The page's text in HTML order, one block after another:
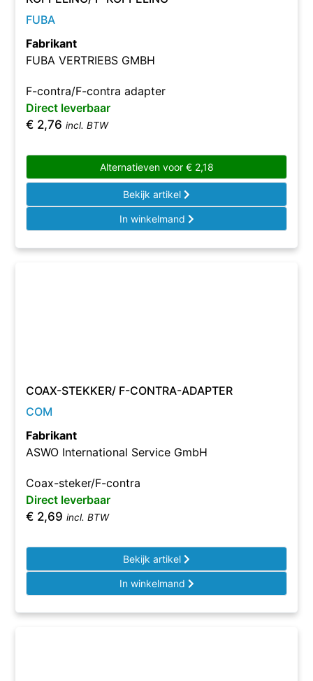
FUBA
Fabrikant
FUBA VERTRIEBS GMBH
F-contra/F-contra adapter
Direct leverbaar
€ 2,76 incl. BTW
Alternatieven voor €2,18
Bekijk artikel
In winkelmand
COAX-STEKKER/ F-CONTRA-ADAPTER
COM
Fabrikant
ASWO International Service GmbH
Coax-steker/F-contra
Direct leverbaar
€ 2,69 incl. BTW
Bekijk artikel
In winkelmand